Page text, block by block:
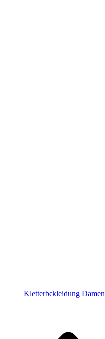
Kletterbekleidung Damen